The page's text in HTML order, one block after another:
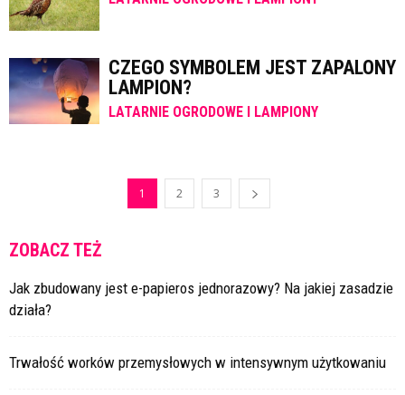
CZEGO SYMBOLEM JEST ZAPALONY
LAMPION?
LATARNIE OGRODOWE I LAMPIONY
1 2 3
ZOBACZ TEŻ
Jak zbudowany jest e-papieros jednorazowy? Na jakiej zasadzie
działa?
Trwałość worków przemysłowych w intensywnym użytkowaniu